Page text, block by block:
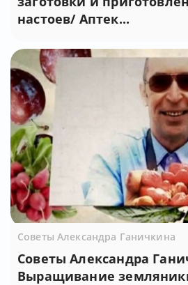
настоев/ Аптек...
Советы Александра Ганичкина
Советы Александра
Выращивание